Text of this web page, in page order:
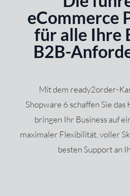
eCommerce
für alle Ihre
B2B-
Mit dem ready2order-
Shopware 6 schaffen Sie
bringen Ihr Business auf
maximaler Flexibilität, voller
besten Support an